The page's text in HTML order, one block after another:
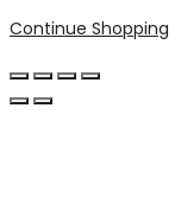
Continue Shopping